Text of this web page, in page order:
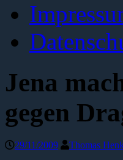
Jena
gegen
29/11/2009 Thomas